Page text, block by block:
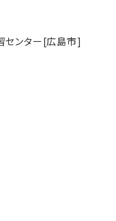
センター[広島市]